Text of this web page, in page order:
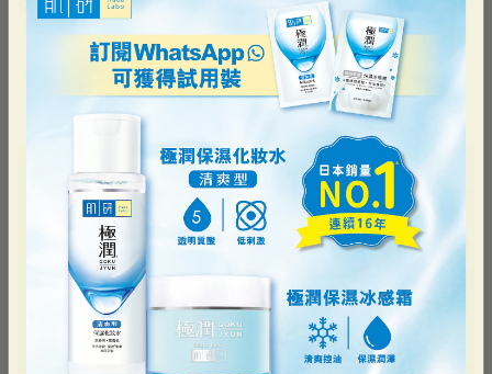
從小做好護眼保健，對維持良好視力尤其重要。